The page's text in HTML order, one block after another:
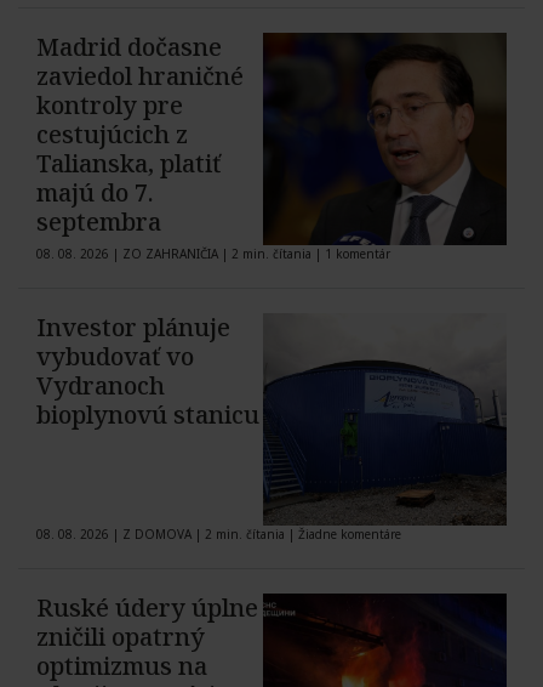
Madrid dočasne
zaviedol hraničné
kontroly pre
cestujúcich z
Talianska, platiť
majú do 7.
septembra
08. 08. 2026 | ZO ZAHRANIČIA | 2 min. čítania | 1 komentár
Investor plánuje
vybudovať vo
Vydranoch
bioplynovú stanicu
08. 08. 2026 | Z DOMOVA | 2 min. čítania | Žiadne komentáre
Ruské údery úplne
zničili opatrný
optimizmus na